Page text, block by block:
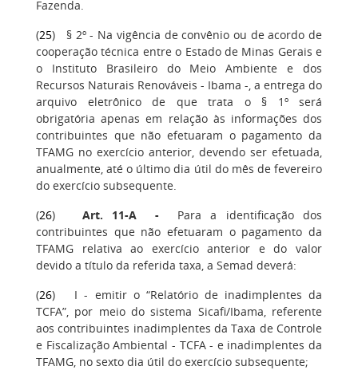
Fazenda.
(25) § 2º - Na vigência de convênio ou de acordo de
cooperação técnica entre o Estado de Minas Gerais e
o Instituto Brasileiro do Meio Ambiente e dos
Recursos Naturais Renováveis - Ibama -, a entrega do
arquivo eletrônico de que trata o § 1º será
obrigatória apenas em relação às informações dos
contribuintes que não efetuaram o pagamento da
TFAMG no exercício anterior, devendo ser efetuada,
anualmente, até o último dia útil do mês de fevereiro
do exercício subsequente.
(26)Art. 11-A- Para a identificação dos
contribuintes que não efetuaram o pagamento da
TFAMG relativa ao exercício anterior e do valor
devido a título da referida taxa, a Semad deverá:
(26) I - emitir o “Relatório de inadimplentes da
TCFA”, por meio do sistema Sicafi/Ibama, referente
aos contribuintes inadimplentes da Taxa de Controle
e Fiscalização Ambiental - TCFA - e inadimplentes da
TFAMG, no sexto dia útil do exercício subsequente;